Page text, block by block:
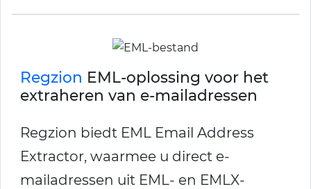
Regzion EML-oplossing voor het
extraheren van e-mailadressen
Regzion biedt EML Email Address
Extractor, waarmee u direct e-
mailadressen uit EML- en EMLX-